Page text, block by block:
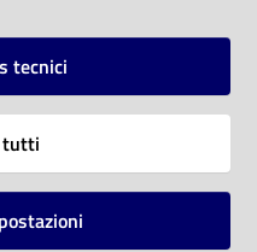
tecnici
tutti